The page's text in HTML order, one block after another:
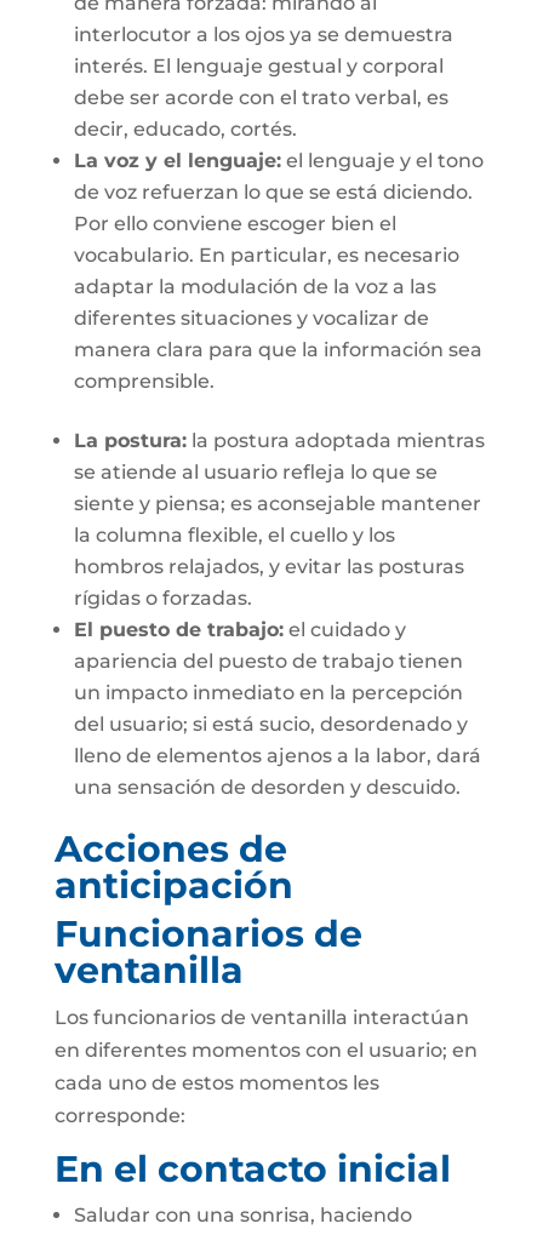
interlocutor a los ojos ya se demuestra
interés. El lenguaje gestual y corporal
debe ser acorde con el trato verbal, es
decir, educado, cortés.
La voz y el lenguaje:el lenguaje y el tono
de voz refuerzan lo que se está diciendo.
Por ello conviene escoger bien el
vocabulario. En particular, es necesario
adaptar la modulación de la voz a las
diferentes situaciones y vocalizar de
manera clara para que la información sea
comprensible.
La postura:la postura adoptada mientras
se atiende al usuario refleja lo que se
siente y piensa; es aconsejable mantener
la columna flexible, el cuello y los
hombros relajados, y evitar las posturas
rígidas o forzadas.
El puesto de trabajo:el cuidado y
apariencia del puesto de trabajo tienen
un impacto inmediato en la percepción
del usuario; si está sucio, desordenado y
lleno de elementos ajenos a la labor, dará
una sensación de desorden y descuido.
Acciones de
anticipación
Funcionarios de
ventanilla
Los funcionarios de ventanilla interactúan
en diferentes momentos con el usuario; en
cada uno de estos momentos les
corresponde:
En el contacto inicial
Saludar con una sonrisa, haciendo